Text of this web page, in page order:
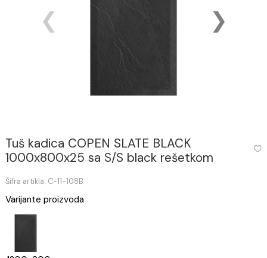
Tuš kadica COPEN SLATE BLACK
1000x800x25 sa S/S black rešetkom
Šifra artikla: C-11-108B